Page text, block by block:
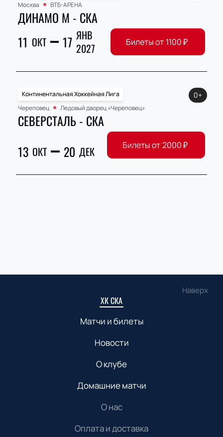
Москва
ВТБ-АРЕНА
ДИНАМО М - СКА
11 ОКТ 17 ЯНВ
2027
Билеты от 1100₽
Континентальная Хоккейная Лига
Череповец
Ледовый дворец «Череповец»
СЕВЕРСТАЛЬ - СКА
13 ОКТ 20 ДЕК
0+
Билеты от2000₽
Наверх
ХК СКА
Матчи и билеты
Новости
О клубе
Домашние матчи
О нас
Оплата и доставка